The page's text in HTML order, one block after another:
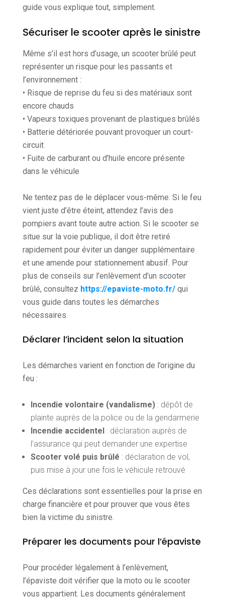
guide vous explique tout, simplement.
Sécuriser le scooter après le sinistre
Même s’il est hors d’usage, un scooter brûlé peut
représenter un risque pour les passants et
l’environnement :
• Risque de reprise du feu si des matériaux sont
encore chauds
• Vapeurs toxiques provenant de plastiques brûlés
• Batterie détériorée pouvant provoquer un court-
circuit
• Fuite de carburant ou d’huile encore présente
dans le véhicule
Ne tentez pas de le déplacer vous-même. Si le feu
vient juste d’être éteint, attendez l’avis des
pompiers avant toute autre action. Si le scooter se
situe sur la voie publique, il doit être retiré
rapidement pour éviter un danger supplémentaire
et une amende pour stationnement abusif. Pour
plus de conseils sur l’enlèvement d’un scooter
brûlé, consultez https://epaviste-moto.fr/qui
vous guide dans toutes les démarches
nécessaires.
Déclarer l’incident selon la situation
Les démarches varient en fonction de l’origine du
feu :
Incendie volontaire (vandalisme): dépôt de
plainte auprès de la police ou de la gendarmerie
Incendie accidentel : déclaration auprès de
l’assurance qui peut demander une expertise
Scooter volé puis brûlé : déclaration de vol,
puis mise à jour une fois le véhicule retrouvé
Ces déclarations sont essentielles pour la prise en
charge financière et pour prouver que vous êtes
bien la victime du sinistre.
Préparer les documents pour l’épaviste
Pour procéder légalement à l’enlèvement,
l’épaviste doit vérifier que la moto ou le scooter
vous appartient. Les documents généralement